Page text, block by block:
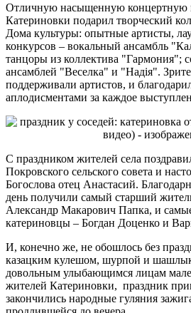
Отличную насыщенную концертную
Катериновки подарил творческий
Дома культуры: опытные артисты,
конкурсов – вокальный ансамбль
танцоры из коллектива "Гармония";
ансамблей "Веселка" и "Надія".
поддерживали артистов, и
аплодисментами за каждое
С праздником жителей села
Покровского сельского совета и
Богослова отец Анастасий.
день получили самый старший
Александр Макарович Папка, и
катериновцы – Богдан Доценко и
И, конечно же, не обошлось без
казацким кулешом, шурпой и
довольным улыбающимся лицам
жителей Катериновки, праздник
закончились народные гуляния